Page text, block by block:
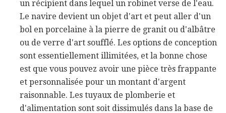
un récipient dans lequel un robinet verse de l'eau.
Le navire devient un objet d'art et peut aller d'un
bol en porcelaine à la pierre de granit ou d'albâtre
ou de verre d'art soufflé. Les options de conception
sont essentiellement illimitées, et la bonne chose
est que vous pouvez avoir une pièce très frappante
et personnalisée pour un montant d'argent
raisonnable. Les tuyaux de plomberie et
d'alimentation sont soit dissimulés dans la base de